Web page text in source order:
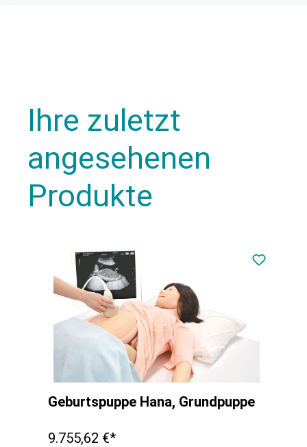
Ihre zuletzt
angesehenen
Produkte
Geburtspuppe Hana, Grundpuppe
9.755,62 €*